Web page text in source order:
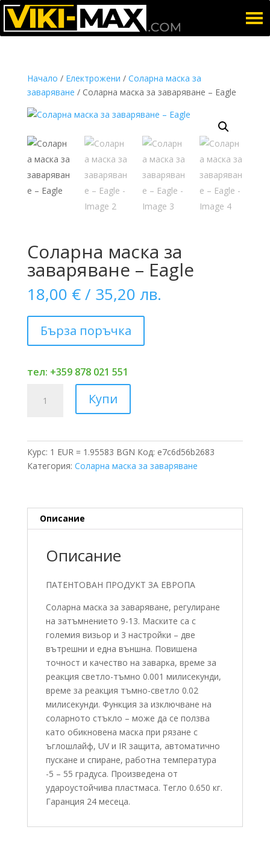
Начало / Електрожени / Соларна маска за
заваряване / Соларна маска за заваряване – Eagle
Соларна маска за
заваряване – Eagle
18,00 €/ 35,20 лв.
Бърза поръчка
тел: +359 878 021 551
заваряване
Купи
Курс: 1 EUR = 1.95583 BGN Код: e7c6d56b2683
Категория: Соларна маска за заваряване
Описание
Описание
ПАТЕНТОВАН ПРОДУКТ ЗА ЕВРОПА
Соларна маска за заваряване, регулиране
на затъмнението 9-13. Маските са с
големия визьор и 3 настройки – две
вътрешни и една външна. Повишена
точност и качество на заварка, време за
реакция светло-тъмно 0.001 милисекунди,
време за реакция тъмно-светло 0.02
милисекунди. Функция за изключване на
соларното стъкло – може да се ползва
като обикновена маска при рязане с
ъглошлайф, UV и IR защита, автоматично
пускане и спиране, работна температура
-5 – 55 градуса. Произведена от
удароустойчива пластмаса. Тегло 0.650 кг.
Гаранция 24 месеца.